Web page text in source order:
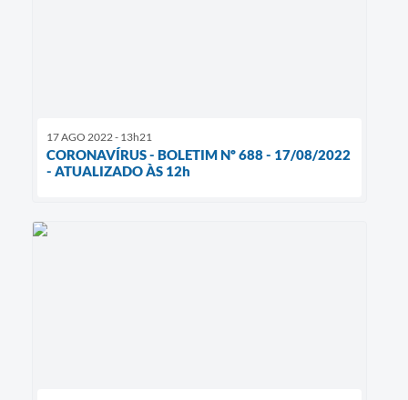
17 AGO 2022 - 13h21
CORONAVÍRUS - BOLETIM Nº 688 - 17/08/2022
- ATUALIZADO ÀS 12h